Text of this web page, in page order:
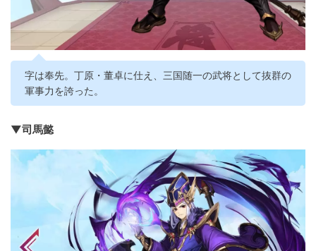
字は奉先。丁原・董卓に仕え、三国随一の武将として抜群の
軍事力を誇った。
▼司馬懿